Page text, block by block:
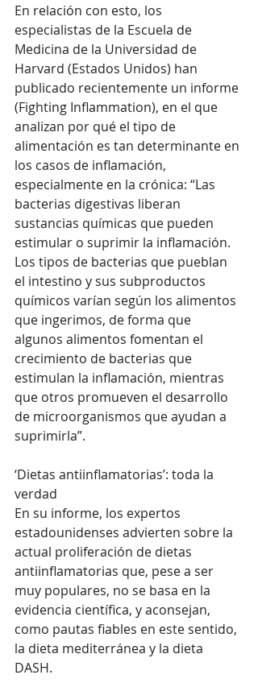
En relación con esto, los
especialistas de la Escuela de
Medicina de la Universidad de
Harvard (Estados Unidos) han
publicado recientemente un informe
(Fighting Inflammation), en el que
analizan por qué el tipo de
alimentación es tan determinante en
los casos de inflamación,
especialmente en la crónica: “Las
bacterias digestivas liberan
sustancias químicas que pueden
estimular o suprimir la inflamación.
Los tipos de bacterias que pueblan
el intestino y sus subproductos
químicos varían según los alimentos
que ingerimos, de forma que
algunos alimentos fomentan el
crecimiento de bacterias que
estimulan la inflamación, mientras
que otros promueven el desarrollo
de microorganismos que ayudan a
suprimirla”.
‘Dietas antiinflamatorias’: toda la
verdad
En su informe, los expertos
estadounidenses advierten sobre la
actual proliferación de dietas
antiinflamatorias que, pese a ser
muy populares, no se basa en la
evidencia científica, y aconsejan,
como pautas fiables en este sentido,
la dieta mediterránea y la dieta
DASH.